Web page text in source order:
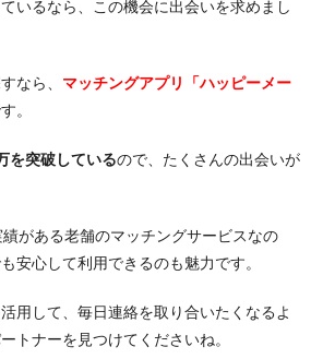
いるなら、この機会に出会いを求めまし
なら、 マッチングアプリ「ハッピーメー
。
を突破しているので、たくさんの出会いが
がある老舗のマッチングサービスなの
安心して利用できるのも魅力です。
用して、毎日連絡を取り合いたくなるよ
トナーを見つけてくださいね。